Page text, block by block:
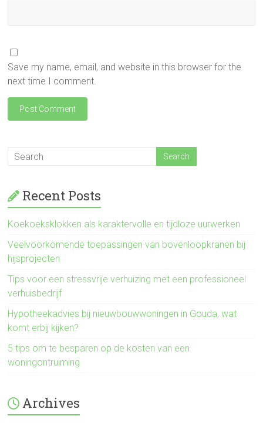
Save my name, email, and website in this browser for the
next time I comment.
Recent Posts
Koekoeksklokken als karaktervolle en tijdloze uurwerken
Veelvoorkomende toepassingen van bovenloopkranen bij
hijsprojecten
Tips voor een stressvrije verhuizing met een professioneel
verhuisbedrijf
Hypotheekadvies bij nieuwbouwwoningen in Gouda, wat
komt erbij kijken?
5 tips om te besparen op de kosten van een
woningontruiming
Archives